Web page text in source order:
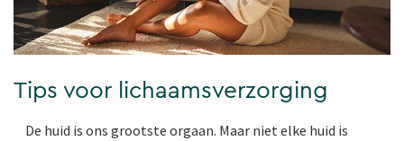
Tips voor lichaamsverzorging
De huid is ons grootste orgaan. Maar niet elke huid is